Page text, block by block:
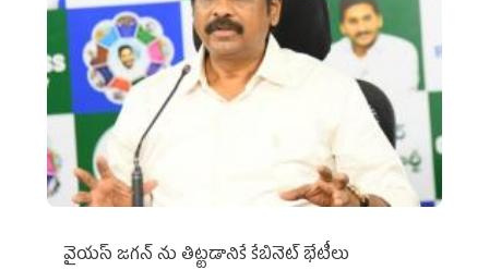
వైయ‌స్ జగన్‌ ను తిట్టడానికే కేబినెట్‌ భేటీలు